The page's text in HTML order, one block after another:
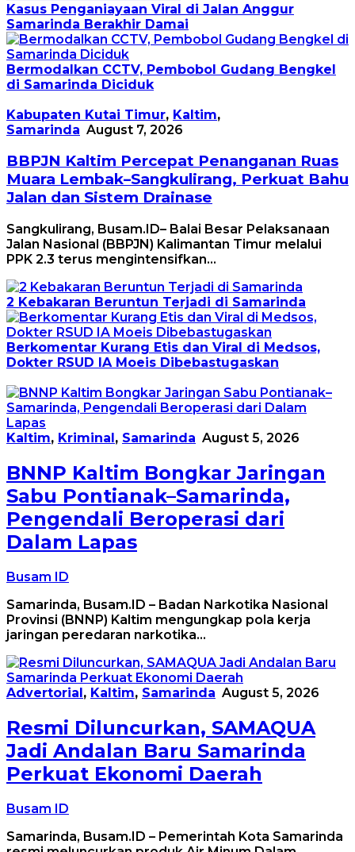
Kasus Penganiayaan Viral di Jalan Anggur
Samarinda Berakhir Damai
Bermodalkan CCTV, Pembobol Gudang Bengkel
di Samarinda Diciduk
Kabupaten Kutai Timur, Kaltim,
Samarinda August 7, 2026
BBPJN Kaltim Percepat Penanganan Ruas
Muara Lembak–Sangkulirang, Perkuat Bahu
Jalan dan Sistem Drainase
Sangkulirang, Busam.ID– Balai Besar Pelaksanaan
Jalan Nasional (BBPJN) Kalimantan Timur melalui
PPK 2.3 terus mengintensifkan…
2 Kebakaran Beruntun Terjadi di Samarinda
Berkomentar Kurang Etis dan Viral di Medsos,
Dokter RSUD IA Moeis Dibebastugaskan
Kaltim, Kriminal, Samarinda August 5, 2026
BNNP Kaltim Bongkar Jaringan
Sabu Pontianak–Samarinda,
Pengendali Beroperasi dari
Dalam Lapas
Busam ID
Samarinda, Busam.ID – Badan Narkotika Nasional
Provinsi (BNNP) Kaltim mengungkap pola kerja
jaringan peredaran narkotika…
Advertorial, Kaltim, Samarinda August 5, 2026
Resmi Diluncurkan, SAMAQUA
Jadi Andalan Baru Samarinda
Perkuat Ekonomi Daerah
Busam ID
Samarinda, Busam.ID – Pemerintah Kota Samarinda